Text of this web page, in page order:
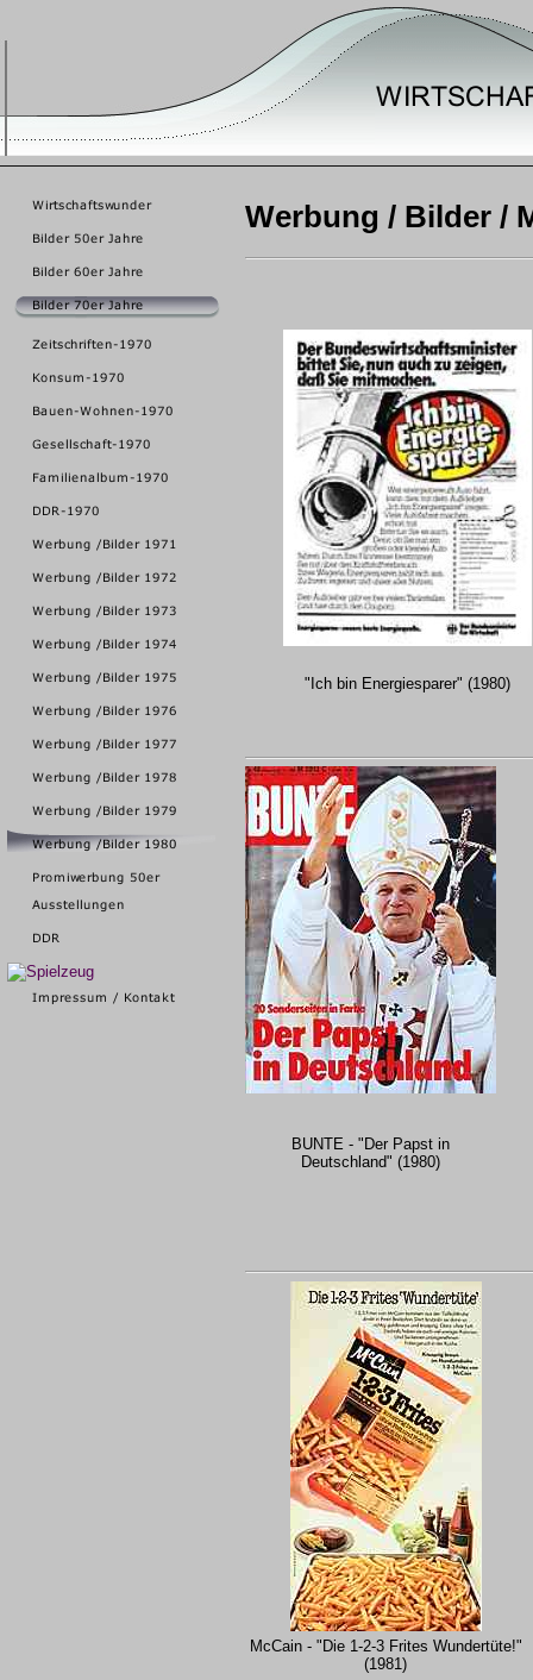
Werbung / Bilder /
"Ich bin Energiesparer" (1980)
BUNTE - "Der Papst in
Deutschland" (1980)
McCain - "Die 1-2-3 Frites Wundertüte!"
(1981)